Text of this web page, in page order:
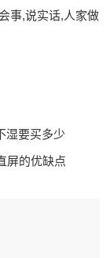
事,说实话,人家做
湿要买多少
屏的优缺点